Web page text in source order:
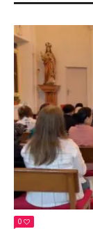
0